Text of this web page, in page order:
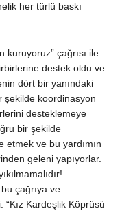
her türlü baskı
kuruyoruz” çağrısı ile
destek oldu ve
dört bir yanındaki
şekilde koordinasyon
desteklemeye
bir şekilde
ve bu yardımın
geleni yapıyorlar.
çağrıya ve
Kardeşlik Köprüsü